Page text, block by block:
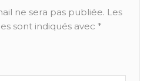
ne sera pas publiée. Les
sont indiqués avec *